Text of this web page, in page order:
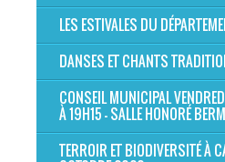
LES ESTIVALES DU
DANSES ET CHANTS
CONSEIL MUNICIPAL
À 19H15 - SALLE HONORÉ
TERROIR ET BIODIVERSITÉ À